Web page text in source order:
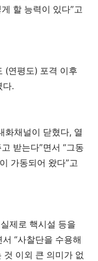
할 능력이 있다”고
(연평도) 포격 이후
다.
화채널이 닫혔다, 열
받는다”면서 “그동
가동되어 왔다”고
제로 핵시설 등을
“사찰단을 수용해
이외 큰 의미가 없